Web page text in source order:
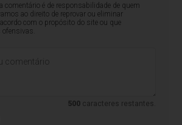
comentário é de responsabilidade de quem
ao direito de reprovar ou eliminar
com o propósito do site ou que
500 caracteres restantes.